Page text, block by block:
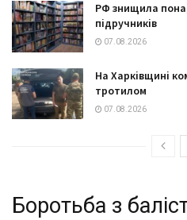
РФ знищила
підручників
07.08.2026
На Харківщині
тротилом
07.08.2026
Боротьба з